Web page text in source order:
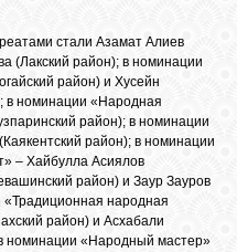
стали Азамат Алиев
(Лакский район); в номинации
район) и Хусейн
в номинации «Народная
район); в номинации
район); в номинации
– Хайбулла Асиялов
район) и Заур Зауров
народная
район) и Асхабали
номинации «Народный мастер»